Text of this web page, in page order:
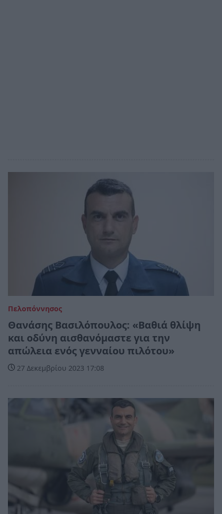
Πελοπόννησος
Θανάσης Βασιλόπουλος: «Βαθιά θλίψη
και οδύνη αισθανόμαστε για την
απώλεια ενός γενναίου πιλότου»
27 Δεκεμβρίου 2023 17:08